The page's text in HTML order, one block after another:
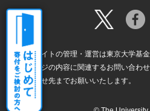
嬉しく思います。 <ひらけ！
劉 晨熙
白石流司、その始まりを赤門
ジェクト>
本サイトの管理・運営は東京大学基
ページの内容に関連するお問い合わ
合わせ先までお願いいたします。